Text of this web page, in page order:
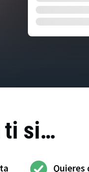
ti si…
Quieres